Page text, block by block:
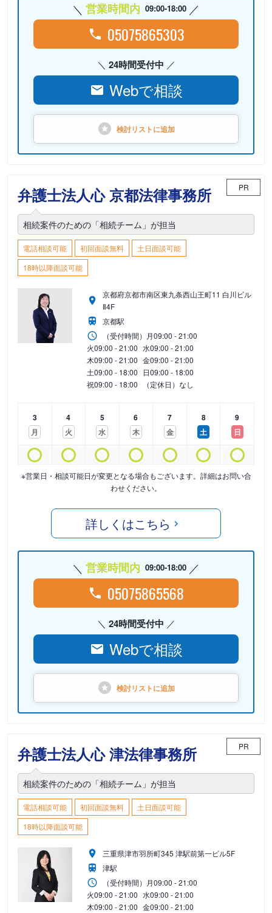
営業時間内 09:00-18:00
05075865303
24時間受付中
Webで相談
検討リストに追加
弁護士法人心 京都法律事務所 PR
相続案件のための「相続チーム」が担当
電話相談可能 初回面談無料
土日面談可能
18時以降面談可能
京都府京都市南区東九条西山王町11 白川ビル
Ⅱ4F
京都駅
（受付時間） 月09:00 - 21:00
火09:00 - 21:00 水09:00 - 21:00
木09:00 - 21:00 金09:00 - 21:00
土09:00 - 18:00 日09:00 - 18:00
祝09:00 - 18:00 （定休日）なし
3
月
4
火
5
水
6
木
7
金
8
土
9
日
※営業日・相談可能日が変更となる場合もございます。詳細はお問い合
わせください。
詳しくはこちら
営業時間内 09:00-18:00
05075865568
24時間受付中
Webで相談
検討リストに追加
弁護士法人心 津法律事務所 PR
相続案件のための「相続チーム」が担当
電話相談可能 初回面談無料
土日面談可能
18時以降面談可能
三重県津市羽所町345 津駅前第一ビル5F
津駅
（受付時間） 月09:00 - 21:00
火09:00 - 21:00 水09:00 - 21:00
木09:00 - 21:00 金09:00 - 21:00